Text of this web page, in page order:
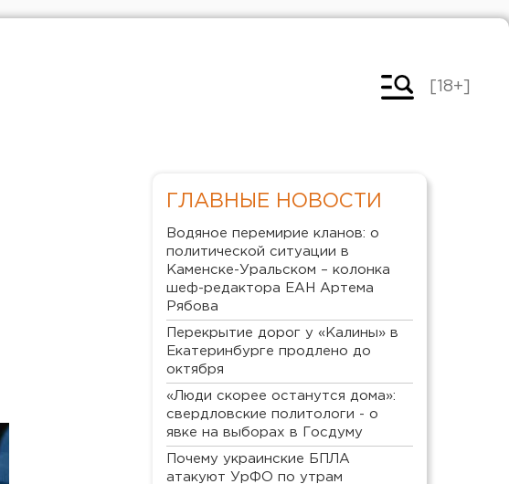
[18+]
ГЛАВНЫЕ НОВОСТИ
Водяное перемирие кланов: о
политической ситуации в
Каменске-Уральском – колонка
шеф-редактора ЕАН Артема
Рябова
Перекрытие дорог у «Калины» в
Екатеринбурге продлено до
октября
«Люди скорее останутся дома»:
свердловские политологи - о
явке на выборах в Госдуму
Почему украинские БПЛА
атакуют УрФО по утрам